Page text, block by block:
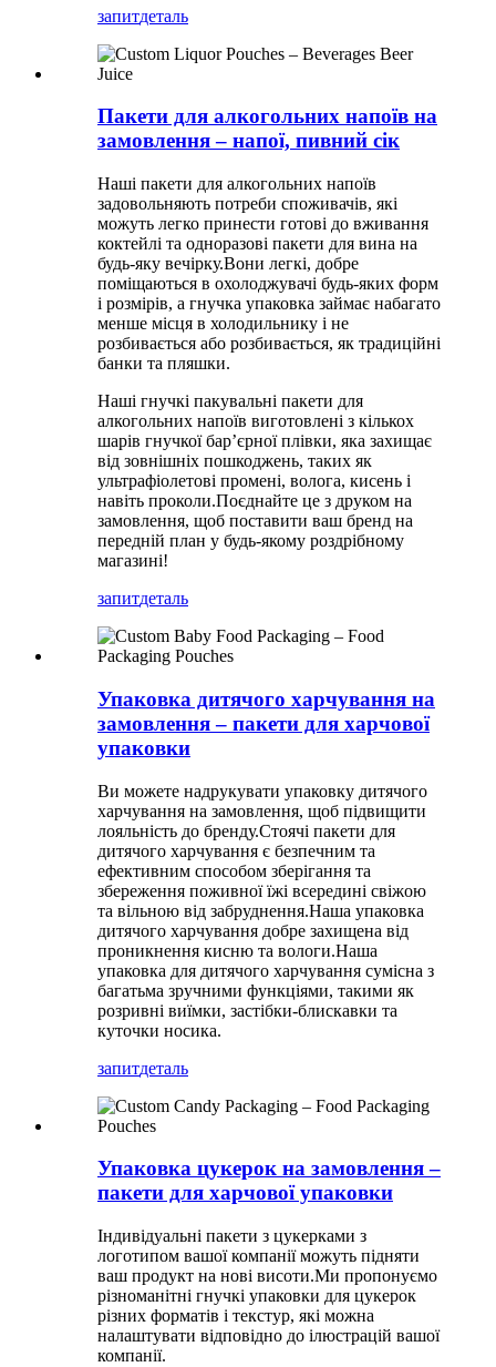
запитдеталь
Пакети для алкогольних напоїв на
замовлення – напої, пивний сік
Наші пакети для алкогольних напоїв
задовольняють потреби споживачів, які
можуть легко принести готові до вживання
коктейлі та одноразові пакети для вина на
будь-яку вечірку.Вони легкі, добре
поміщаються в охолоджувачі будь-яких форм
і розмірів, а гнучка упаковка займає набагато
менше місця в холодильнику і не
розбивається або розбивається, як традиційні
банки та пляшки.
Наші гнучкі пакувальні пакети для
алкогольних напоїв виготовлені з кількох
шарів гнучкої бар’єрної плівки, яка захищає
від зовнішніх пошкоджень, таких як
ультрафіолетові промені, волога, кисень і
навіть проколи.Поєднайте це з друком на
замовлення, щоб поставити ваш бренд на
передній план у будь-якому роздрібному
магазині!
запитдеталь
Упаковка дитячого харчування на
замовлення – пакети для харчової
упаковки
Ви можете надрукувати упаковку дитячого
харчування на замовлення, щоб підвищити
лояльність до бренду.Стоячі пакети для
дитячого харчування є безпечним та
ефективним способом зберігання та
збереження поживної їжі всередині свіжою
та вільною від забруднення.Наша упаковка
дитячого харчування добре захищена від
проникнення кисню та вологи.Наша
упаковка для дитячого харчування сумісна з
багатьма зручними функціями, такими як
розривні виїмки, застібки-блискавки та
куточки носика.
запитдеталь
Упаковка цукерок на замовлення –
пакети для харчової упаковки
Індивідуальні пакети з цукерками з
логотипом вашої компанії можуть підняти
ваш продукт на нові висоти.Ми пропонуємо
різноманітні гнучкі упаковки для цукерок
різних форматів і текстур, які можна
налаштувати відповідно до ілюстрацій вашої
компанії.